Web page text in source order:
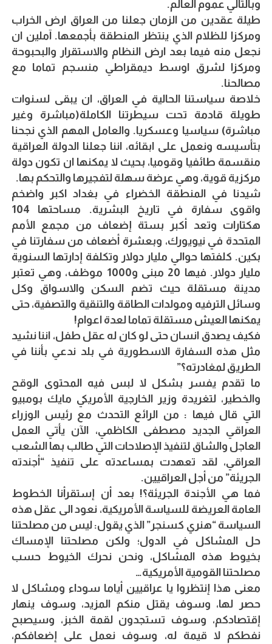
وبالتالي عموم العالم.
طيلة عقدين من الزمان جعلنا من العراق ارض الخراب
ومركزا للظلام الذي ينتظر المنطقة بأجمعها. آملين ان
نجعل منه فيما بعد ارض النظام والاستقرار والبحبوحة
ومركزا لشرق اوسط ديمقراطي منسجم تماما مع
مصالحنا.
خلاصة سياستنا الحالية في العراق، ان يبقى لسنوات
طويلة قادمة تحت سيطرتنا الكاملة(مباشرة وغير
مباشرة) سياسيا وعسكريا. والعامل المهم الذي نجحنا
بتأسيسه ونعمل على ابقائه، اننا جعلنا الدولة العراقية
منقسمة طائفيا وقوميا، بحيث لا يمكنها ان تكون دولة
مركزية قوية، وهي عرضة سهلة لتفجيرها والتحكم بها.
شيدنا في المنطقة الخضراء في بغداد اكبر واضخم
واقوى سفارة في تاريخ البشرية. مساحتها 104
هكتارات وتعد أكبر بستة إضعاف من مجمع الأمم
المتحدة في نيويورك، وبعشرة أضعاف من سفارتنا في
بكين. كلفتها حوالي مليار دولار وتكلفة إدارتها السنوية
مليار دولار. فيها 20 مبنى و1000 موظف، وهي تعتبر
مدينة مستقلة حيث تضم السكن والاسواق وكل
وسائل الترفيه ومولدات الطاقة والتنقية والتصفية، حتى
يمكنها العيش مستقلة تماما لعدة اعوام!
فكيف يصدق انسان حتى لو كان له عقل طفل، اننا نشيد
مثل هذه السفارة الاسطورية في بلد ندعي بأننا في
الطريق لمغادرته؟”
ما تقدم يفسر بشكل لا لبس فيه المحتوى الوقح
والخطير، لتغريدة وزير الخارجية الأمريكي مايك بومبيو
التي قال فيها : من الرائع التحدث مع رئيس الوزراء
العراقي الجديد مصطفى الكاظمي، الآن يأتي العمل
العاجل والشاق لتنفيذ الإصلاحات التي طالب بها الشعب
العراقي، لقد تعهدت بمساعدته على تنفيذ “أجندته
الجريئة” من أجل العراقيين.
فما هي الأجندة الجريئة؟! بعد أن إستقرأنا الخطوط
العامة العريضة للسياسة الأمريكية، نعود الى عقل هذه
السياسة “هنري كسنجر” الذي يقول: ليس من مصلحتنا
حل المشاكل في الدول؛ ولكن مصلحتنا الإمساك
بخيوط هذه المشاكل، ونحن نحرك الخيوط حسب
مصلحتنا القومية الأمريكية…
معنى هذا إنتظروا يا عراقيين أياما سوداء ومشاكل لا
حصر لها، وسوف يقتل منكم المزيد، وسوف ينهار
إقتصادكم، وسوف تستجدون لقمة الخبز، وسيصبح
نفطكم لا قيمة له، وسوف نعمل على إضعافكم،